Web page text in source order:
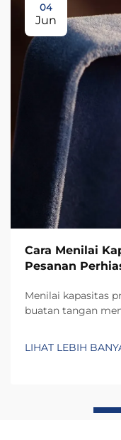
04
Jun
Cara Menilai
Pesanan
Menilai kapasitas
buatan tangan
dalam memenuhi
LIHAT LEBIH